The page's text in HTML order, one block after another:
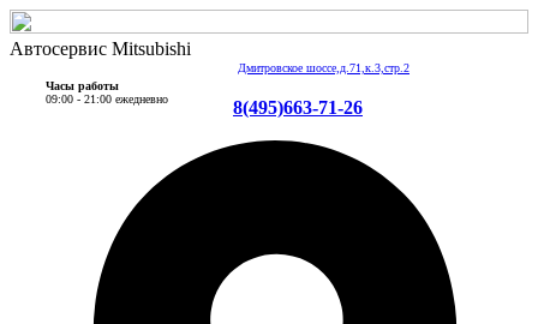
Автосервис Mitsubishi
Дмитровское шоссе,д.71,к.3,стр.2
Часы работы
09:00 - 21:00 ежедневно
8(495)663-71-26